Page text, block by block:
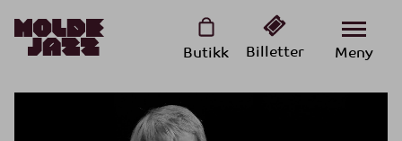
Butikk Billetter Meny